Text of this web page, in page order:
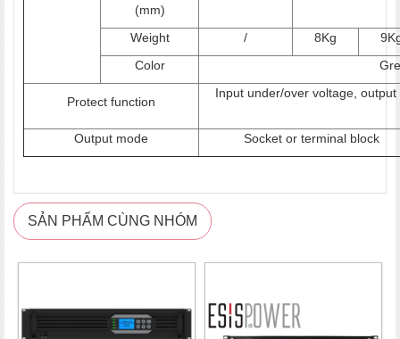
(mm)
Weight / 8Kg
Color
Protect function
Input under/over voltage,
Output mode Socket or terminal block
SẢN PHẨM CÙNG NHÓM